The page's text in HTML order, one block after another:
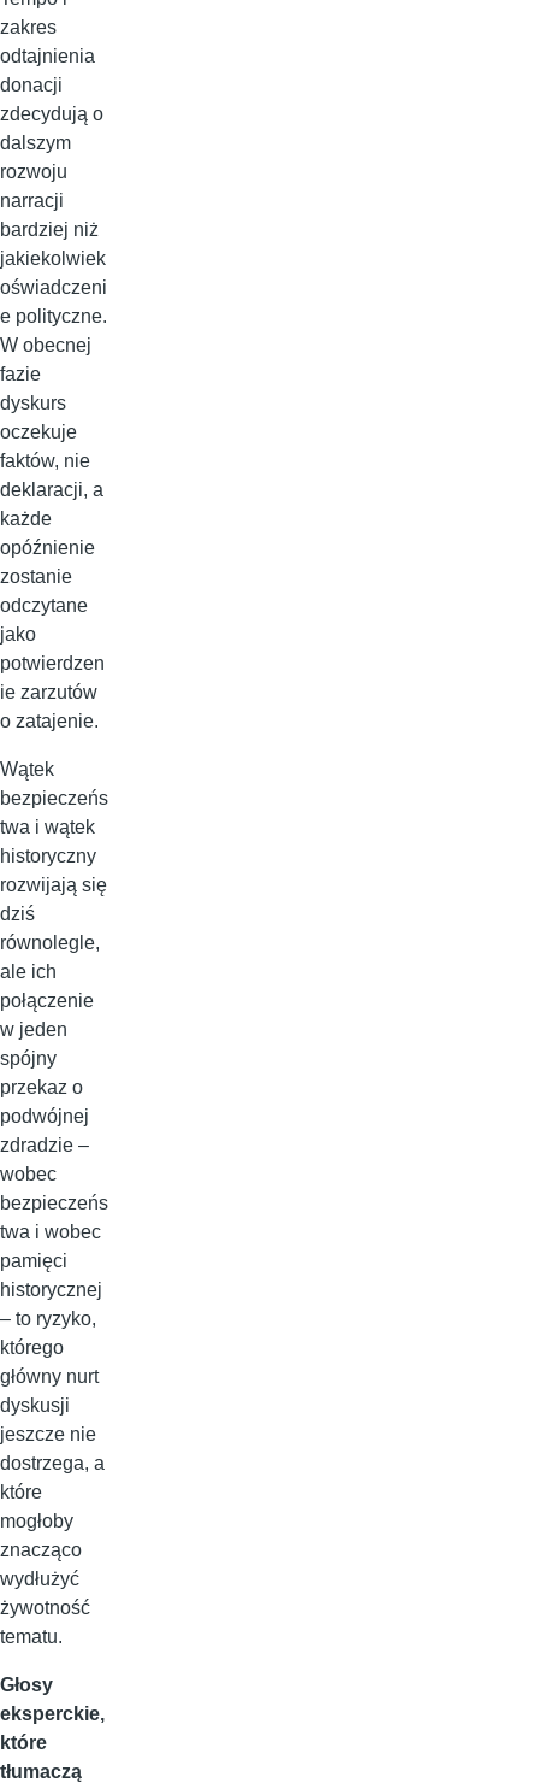
zakres
odtajnienia
donacji
zdecydują o
dalszym
rozwoju
narracji
bardziej niż
jakiekolwiek
oświadczeni
e polityczne.
W obecnej
fazie
dyskurs
oczekuje
faktów, nie
deklaracji, a
każde
opóźnienie
zostanie
odczytane
jako
potwierdzen
ie zarzutów
o zatajenie.
Wątek
bezpieczeńs
twa i wątek
historyczny
rozwijają się
dziś
równolegle,
ale ich
połączenie
w jeden
spójny
przekaz o
podwójnej
zdradzie –
wobec
bezpieczeńs
twa i wobec
pamięci
historycznej
– to ryzyko,
którego
główny nurt
dyskusji
jeszcze nie
dostrzega, a
które
mogłoby
znacząco
wydłużyć
żywotność
tematu.
Głosy
eksperckie,
które
tłumaczą